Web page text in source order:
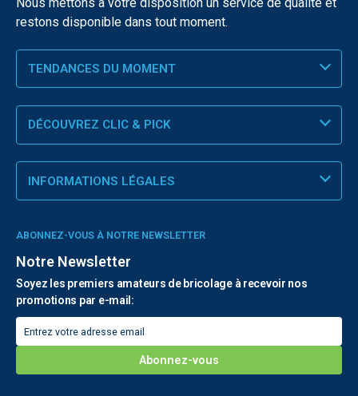
restons disponible dans tout moment.
TENDANCES DU MOMENT
DÉCOUVREZ CLIC & PICK
INFORMATIONS LÉGALES
ABONNEZ-VOUS À NOTRE NEWSLETTER
Notre Newsletter
Soyez les premiers amateurs de bricolage à recevoir nos
promotions par e-mail: